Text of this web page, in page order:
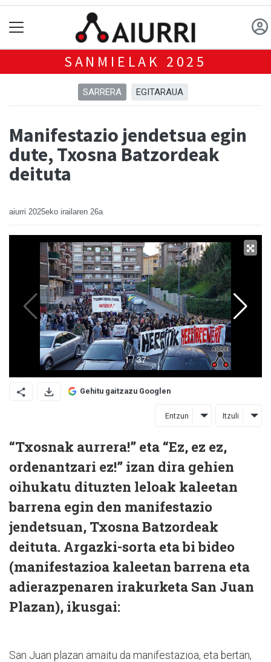
SANMIELAK 2025
SARRERA EGITARAUA
Manifestazio jendetsua egin
dute, Txosna Batzordeak
deituta
aiurri 2025eko irailaren 26a
Gehitu gaitzazu Googlen
Entzun Itzuli
“Txosnak aurrera!” eta “Ez, ez ez,
ordenantzari ez!” izan dira gehien
oihukatu dituzten leloak kaleetan
barrena egin den manifestazio
jendetsuan, Txosna Batzordeak
deituta. Argazki-sorta eta bi bideo
(manifestazioa kaleetan barrena eta
adierazpenaren irakurketa San Juan
Plazan), ikusgai:
San Juan plazan amaitu da manifestazioa, eta bertan,